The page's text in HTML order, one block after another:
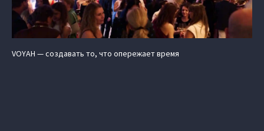
VOYAH — создавать то, что опережает время